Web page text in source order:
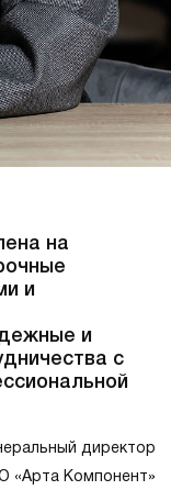
на
и
и
с
директор
«Арта Компонент»